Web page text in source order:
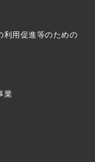
利用促進等のための
業